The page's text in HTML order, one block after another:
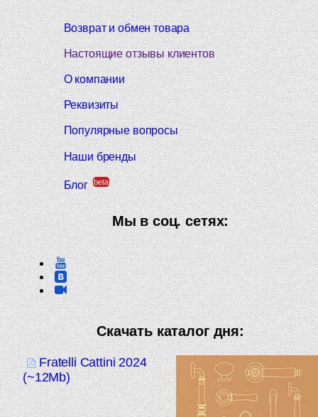
Возврат и обмен товара
Настоящие отзывы клиентов
О компании
Реквизиты
Популярные вопросы
Наши бренды
Блог beta
Мы в соц. сетях:
Скачать каталог дня:
Fratelli Cattini 2024
(~12Mb)